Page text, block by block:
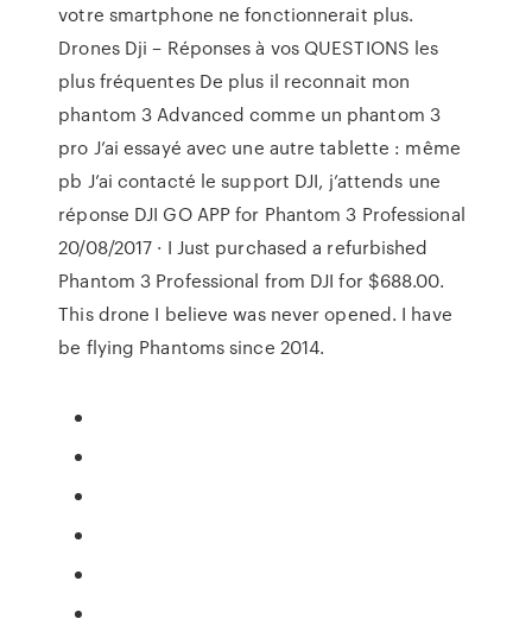
votre smartphone ne fonctionnerait plus.
Drones Dji – Réponses à vos QUESTIONS les
plus fréquentes De plus il reconnait mon
phantom 3 Advanced comme un phantom 3
pro J’ai essayé avec une autre tablette : même
pb J’ai contacté le support DJI, j’attends une
réponse DJI GO APP for Phantom 3 Professional
20/08/2017 · I Just purchased a refurbished
Phantom 3 Professional from DJI for $688.00.
This drone I believe was never opened. I have
be flying Phantoms since 2014.